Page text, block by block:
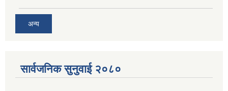
अन्य
सार्वजनिक सुनुवाई २०८०